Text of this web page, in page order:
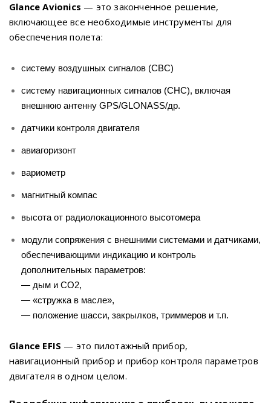
Glance Avionics — это законченное решение,
включающее все необходимые инструменты для
обеспечения полета:
систему воздушных сигналов (СВС)
систему навигационных сигналов (СНС), включая
внешнюю антенну GPS/GLONASS/др.
датчики контроля двигателя
авиагоризонт
вариометр
магнитный компас
высота от радиолокационного высотомера
модули сопряжения с внешними системами и датчиками,
обеспечивающими индикацию и контроль
дополнительных параметров:
— дым и СО2,
— «стружка в масле»,
— положение шасси, закрылков, триммеров и т.п.
Glance EFIS — это пилотажный прибор,
навигационный прибор и прибор контроля параметров
двигателя в одном целом.